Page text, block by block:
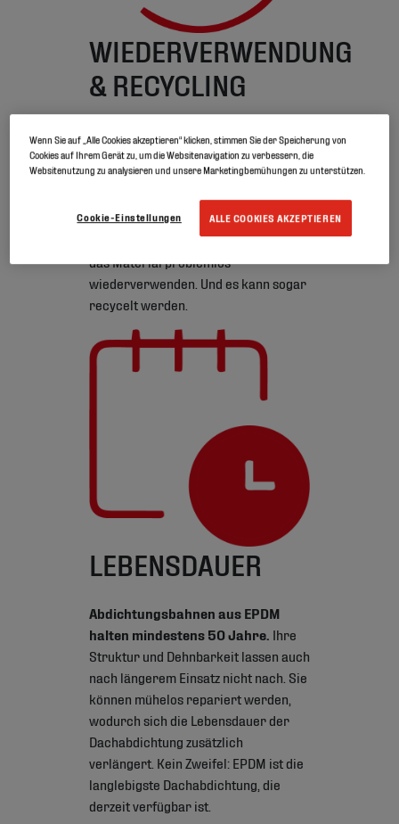
WIEDERVERWENDUNG
& RECYCLING
der Kreislaufwirtschaft.Aufgrund
seiner langen Lebensdauer wird der
Ressourcenverbrauch reduziert.
Dank seiner Langlebigkeit und
dauerhaften Dehnbarkeit lässt sich
das Material problemlos
wiederverwenden. Und es kann sogar
recycelt werden.
LEBENSDAUER
Abdichtungsbahnen aus EPDM
halten mindestens 50 Jahre. Ihre
Struktur und Dehnbarkeit lassen auch
nach längerem Einsatz nicht nach. Sie
können mühelos repariert werden,
wodurch sich die Lebensdauer der
Dachabdichtung zusätzlich
verlängert. Kein Zweifel: EPDM ist die
langlebigste Dachabdichtung, die
derzeit verfügbar ist.
Wenn Sie auf „Alle Cookies akzeptieren“ klicken, stimmen Sie der Speicherung von
Cookies auf Ihrem Gerät zu, um die Websitenavigation zu verbessern, die
Websitenutzung zu analysieren und unsere Marketingbemühungen zu unterstützen.
ALLE COOKIES AKZEPTIEREN
Cookie-Einstellungen